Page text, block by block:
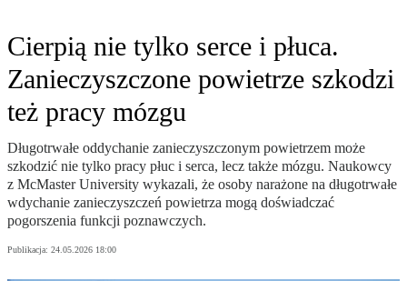
Cierpią nie tylko serce i płuca.
Zanieczyszczone powietrze szkodzi
też pracy mózgu
Długotrwałe oddychanie zanieczyszczonym powietrzem może
szkodzić nie tylko pracy płuc i serca, lecz także mózgu. Naukowcy
z McMaster University wykazali, że osoby narażone na długotrwałe
wdychanie zanieczyszczeń powietrza mogą doświadczać
pogorszenia funkcji poznawczych.
Publikacja: 24.05.2026 18:00